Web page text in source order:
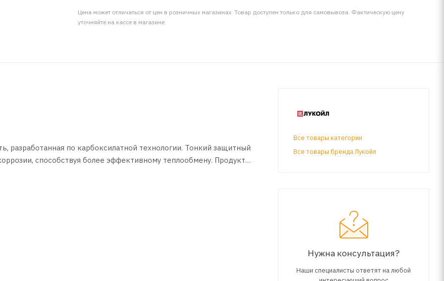
Цена может отличаться от цен в розничных магазинах. Товар доступен только для самовывоза. Фактическую цену
уточняйте на кассе в магазине
по карбоксилатной технологии. Тонкий защитный
способствуя более эффективному теплообмену. Продукт
Все товары категории
Все товары бренда Лукойл
Нужна консультация?
Наши специалисты ответят на любой